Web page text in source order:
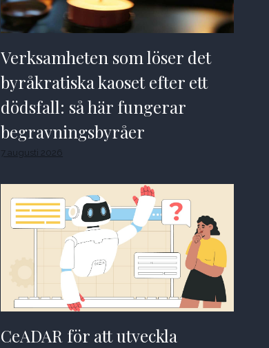
Verksamheten som löser det
byråkratiska kaoset efter ett
dödsfall: så här fungerar
begravningsbyråer
7 augusti 2026
CeADAR för att utveckla